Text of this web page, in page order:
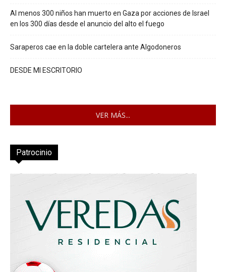
Al menos 300 niños han muerto en Gaza por acciones de Israel
en los 300 días desde el anuncio del alto el fuego
Saraperos cae en la doble cartelera ante Algodoneros
DESDE MI ESCRITORIO
VER MÁS...
Patrocinio